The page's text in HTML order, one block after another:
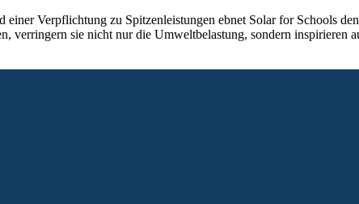
Verpflichtung zu Spitzenleistungen ebnet Solar for Schools
verringern sie nicht nur die Umweltbelastung, sondern inspirieren